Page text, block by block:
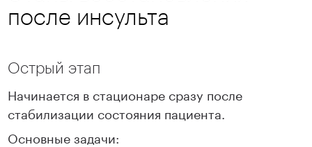
после инсульта
Острый этап
Начинается в стационаре сразу после
стабилизации состояния пациента.
Основные задачи: